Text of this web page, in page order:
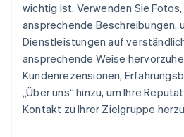
wichtig ist. Verwenden Sie
ansprechende Beschreibungen,
Dienstleistungen auf
ansprechende Weise
Kundenrezensionen,
„Über uns“ hinzu, um Ihre
Kontakt zu Ihrer Zielgruppe